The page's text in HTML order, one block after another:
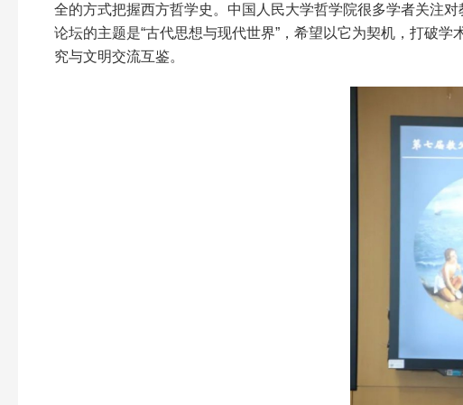
全的方式把握西方哲学史。中国人民大学哲学院很多学者关注
论坛的主题是“古代思想与现代世界”，希望以它为契机，打破
究与文明交流互鉴。